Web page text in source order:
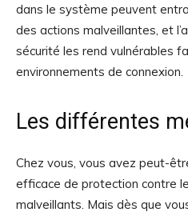
dans le système peuvent
des actions malveillantes, et
sécurité les rend vulnérables
environnements de connexion.
Les différentes
Chez vous, vous avez peut-
efficace de protection contre
malveillants. Mais dès que